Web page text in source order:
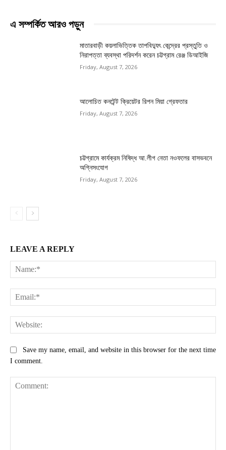
এ সম্পর্কিত আরও পড়ুন
মাতারবাড়ী কয়লাভিত্তিক তাপবিদ্যুৎ কেন্দ্রের প্রস্তুতি ও
নিরাপত্তা ব্যবস্থা পরিদর্শন করেন চট্টগ্রাম রেঞ্জ ডিআইজি
Friday, August 7, 2026
আলোচিত কনটেন্ট ক্রিয়েটর রিপন মিয়া গ্রেফতার
Friday, August 7, 2026
চট্টগ্রামে কার্যক্রম নিষিদ্ধ আ.লীগ নেতা নওফলের বাসভবনে
অগ্নিসংযোগ
Friday, August 7, 2026
LEAVE A REPLY
Save my name, email, and website in this browser for the next time
I comment.